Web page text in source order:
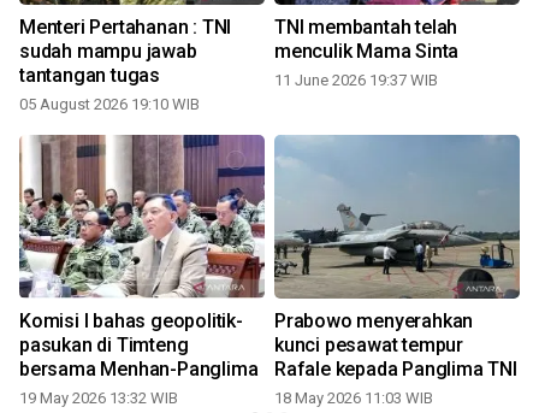
Menteri Pertahanan : TNI
sudah mampu jawab
tantangan tugas
05 August 2026 19:10 WIB
TNI membantah telah
menculik Mama Sinta
11 June 2026 19:37 WIB
Komisi l bahas geopolitik-
pasukan di Timteng
bersama Menhan-Panglima
19 May 2026 13:32 WIB
Prabowo menyerahkan
kunci pesawat tempur
Rafale kepada Panglima TNI
18 May 2026 11:03 WIB